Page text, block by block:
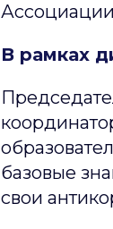
В рамках
базовые
свои